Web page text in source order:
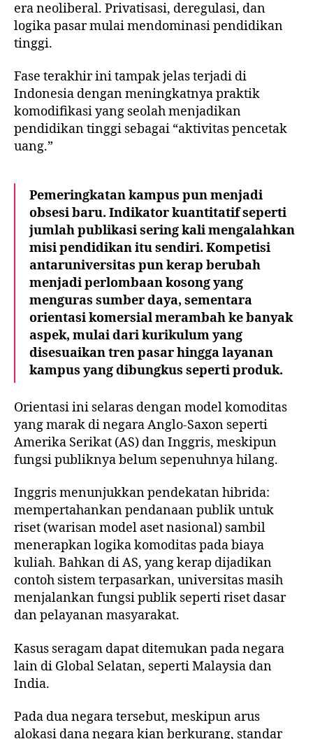
era neoliberal. Privatisasi, deregulasi, dan
logika pasar mulai mendominasi pendidikan
tinggi.
Fase terakhir ini tampak jelas terjadi di
Indonesia dengan meningkatnya praktik
komodifikasi yang seolah menjadikan
pendidikan tinggi sebagai “aktivitas pencetak
uang.”
Pemeringkatan kampus pun menjadi
obsesi baru. Indikator kuantitatif seperti
jumlah publikasi sering kali mengalahkan
misi pendidikan itu sendiri. Kompetisi
antaruniversitas pun kerap berubah
menjadi perlombaan kosong yang
menguras sumber daya, sementara
orientasi komersial merambah ke banyak
aspek, mulai dari kurikulum yang
disesuaikan tren pasar hingga layanan
kampus yang dibungkus seperti produk.
Orientasi ini selaras dengan model komoditas
yang marak di negara Anglo-Saxon seperti
Amerika Serikat (AS) dan Inggris, meskipun
fungsi publiknya belum sepenuhnya hilang.
Inggris menunjukkan pendekatan hibrida:
mempertahankan pendanaan publik untuk
riset (warisan model aset nasional) sambil
menerapkan logika komoditas pada biaya
kuliah. Bahkan di AS, yang kerap dijadikan
contoh sistem terpasarkan, universitas masih
menjalankan fungsi publik seperti riset dasar
dan pelayanan masyarakat.
Kasus seragam dapat ditemukan pada negara
lain di Global Selatan, seperti Malaysia dan
India.
Pada dua negara tersebut, meskipun arus
alokasi dana negara kian berkurang, standar